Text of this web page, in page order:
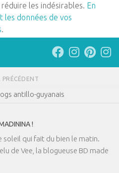
les indésirables. En
les données de vos
.
PRÉCÉDENT
antillo-guyanais
!
soleil qui fait du bien le matin.
de Vee, la blogueuse BD made